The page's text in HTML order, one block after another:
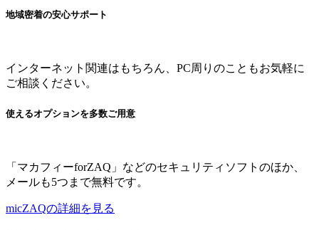
地域密着の安心サポート
インターネット関連はもちろん、PC周りのこともお気軽に
ご相談ください。
使えるオプションを多数ご用意
「マカフィーforZAQ」などのセキュリティソフトのほか、
メールも5つまで無料です。
micZAQの詳細を見る